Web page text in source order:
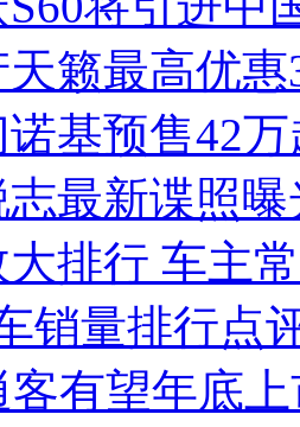
籁最高优
诺基预售42
志最新谍照
排行 车主
销量排行点
客有望年底